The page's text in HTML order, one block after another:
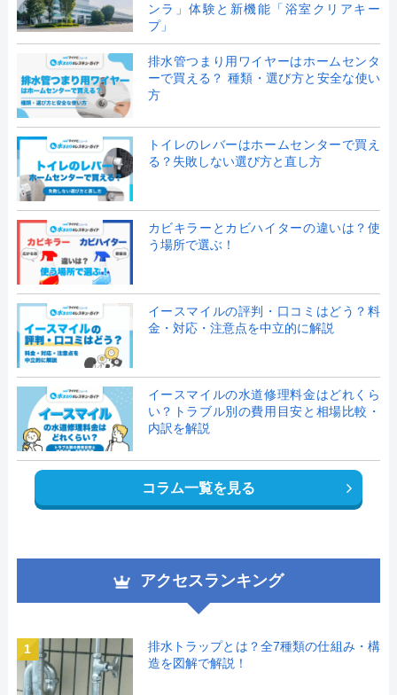
ンラ」体験と新機能「浴室クリアキー
プ」
排水管つまり用ワイヤーはホームセンタ
ーで買える？ 種類・選び方と安全な使い
方
トイレのレバーはホームセンターで買え
る？失敗しない選び方と直し方
カビキラーとカビハイターの違いは？使
う場所で選ぶ！
イースマイルの評判・口コミはどう？料
金・対応・注意点を中立的に解説
イースマイルの水道修理料金はどれくら
い？トラブル別の費用目安と相場比較・
内訳を解説
コラム一覧を見る
アクセスランキング
1
排水トラップとは？全7種類の仕組み・構
造を図解で解説！